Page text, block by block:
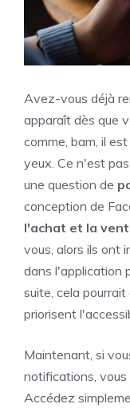
Avez-vous déjà
apparaît dès que
comme, bam, il
yeux. Ce n'est
une question de
conception de
l'achat et la
vous, alors ils ont
dans l'application
suite, cela
priorisent
Maintenant, si
notifications,
Accédez